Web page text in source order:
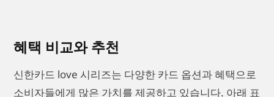
혜택 비교와 추천
신한카드 love 시리즈는 다양한 카드 옵션과 혜택으로
소비자들에게 많은 가치를 제공하고 있습니다. 아래 표